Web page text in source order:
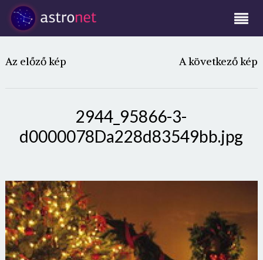
Az előző kép A következő kép
2944_95866-3-
d0000078Da228d83549bb.jpg